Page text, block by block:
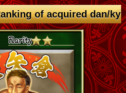
of acquired dan/kyu